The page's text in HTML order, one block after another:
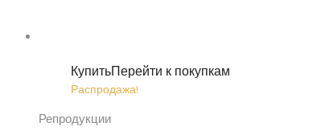
КупитьПерейти к покупкам
Распродажа!
Репродукции